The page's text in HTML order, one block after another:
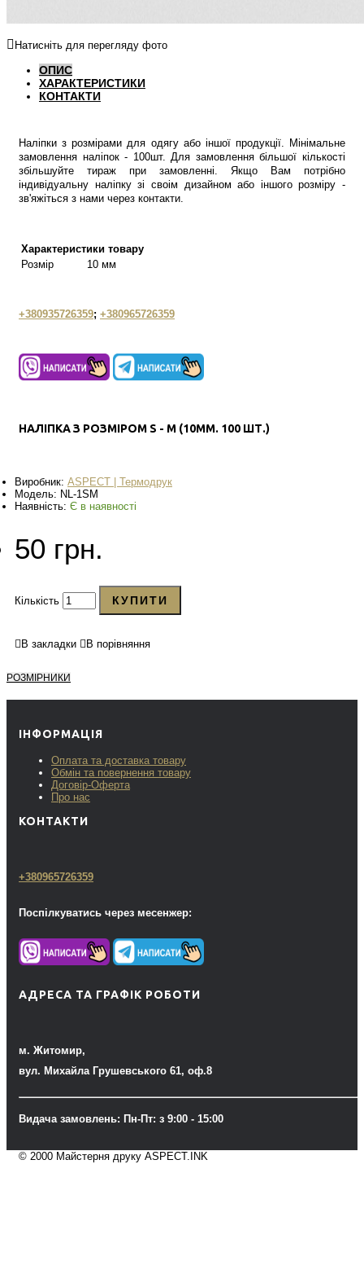
Натисніть для перегляду фото
ОПИС
ХАРАКТЕРИСТИКИ
КОНТАКТИ
Наліпки з розмірами для одягу або іншої продукції. Мінімальне
замовлення наліпок - 100шт. Для замовлення більшої кількості
збільшуйте тираж при замовленні. Якщо Вам потрібно
індивідуальну наліпку зі своім дизайном або іншого розміру -
зв'яжіться з нами через контакти.
Характеристики товару
Розмір
10 мм
+380935726359; +380965726359
НАЛІПКА З РОЗМІРОМ S - M (10ММ. 100 ШТ.)
Виробник: ASPECT | Термодрук
Модель: NL-1SM
Наявність: Є в наявності
50 грн.
Кількість КУПИТИ
В закладки В порівняння
РОЗМІРНИКИ
ІНФОРМАЦІЯ
Оплата та доставка товару
Обмін та повернення товару
Договір-Оферта
Про нас
КОНТАКТИ
+380965726359
Поспілкуватись через месенжер:
АДРЕСА ТА ГРАФІК РОБОТИ
м. Житомир,
вул. Михайла Грушевського 61, оф.8
Видача замовлень: Пн-Пт: з 9:00 - 15:00
© 2000 Майстерня друку ASPECT.INK